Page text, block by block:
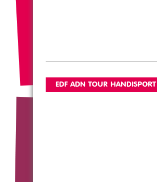
EDF ADN TOUR HANDISPORT